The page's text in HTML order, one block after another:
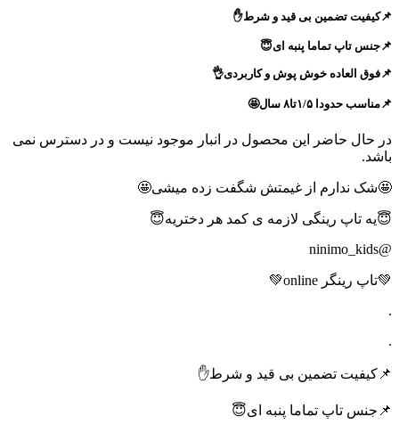
📌کیفیت تضمین بی قید و شرط✋
📌جنس تاپ تماما پنبه ای😇
📌فوق العاده خوش پوش و کاربردی👌
📌مناسب حدودا ۱/۵تا۸ سال🤩
در حال حاضر این محصول در انبار موجود نیست و در دسترس نمی
باشد.
🤩شک ندارم از غیمتش شگفت زده میشی🤩
😇یه تاپ رینگی لازمه ی کمد هر دختریه😇
@ninimo_kids
💚تاپ رینگر online💚
.
.
📌کیفیت تضمین بی قید و شرط✋
📌جنس تاپ تماما پنبه ای😇